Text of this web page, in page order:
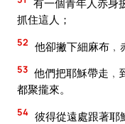
有一個青年人赤身
抓住這人；
52 他卻撇下細麻布﹐
53 他們把耶穌帶走﹐
都聚攏來。
54 彼得從遠處跟著耶